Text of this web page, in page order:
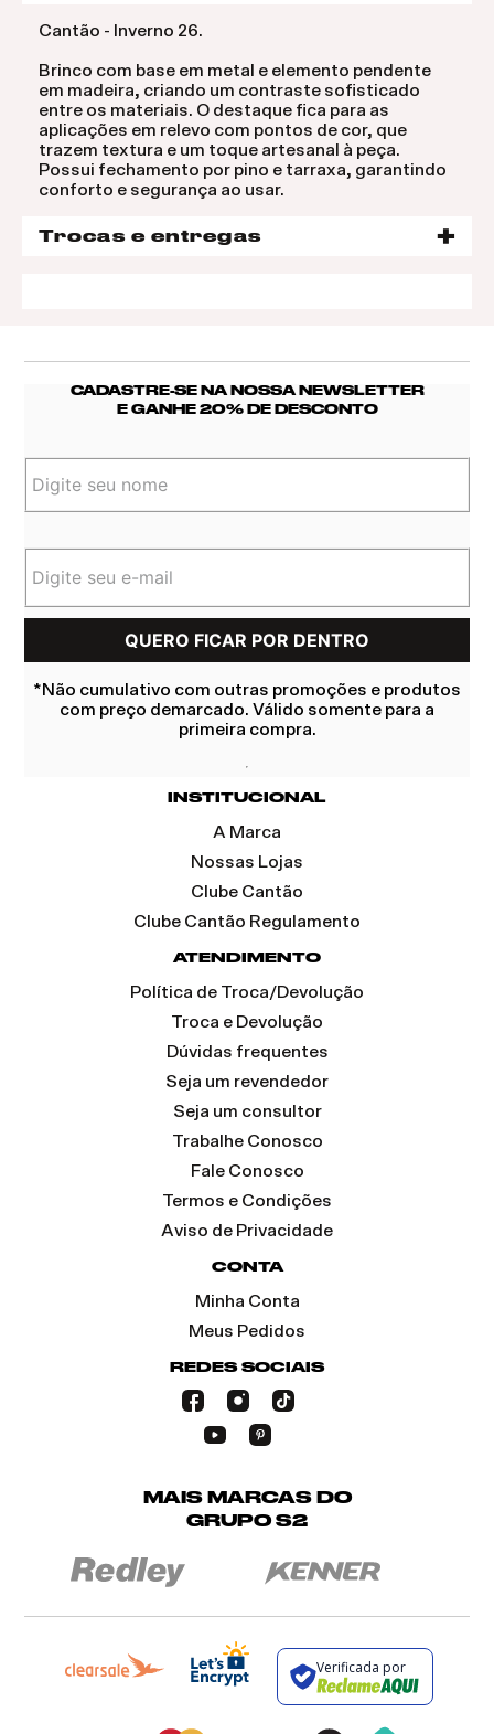
Cantão - Inverno 26.
Brinco com base em metal e elemento pendente
em madeira, criando um contraste sofisticado
entre os materiais. O destaque fica para as
aplicações em relevo com pontos de cor, que
trazem textura e um toque artesanal à peça.
Possui fechamento por pino e tarraxa, garantindo
conforto e segurança ao usar.
Trocas e entregas
CADASTRE-SE NA NOSSA NEWSLETTER
E GANHE 20% DE DESCONTO
*Não cumulativo com outras promoções e produtos
com preço demarcado. Válido somente para a
primeira compra.
INSTITUCIONAL
A Marca
Nossas Lojas
Clube Cantão
Clube Cantão Regulamento
ATENDIMENTO
Política de Troca/Devolução
Troca e Devolução
Dúvidas frequentes
Seja um revendedor
Seja um consultor
Trabalhe Conosco
Fale Conosco
Termos e Condições
Aviso de Privacidade
CONTA
Minha Conta
Meus Pedidos
REDES SOCIAIS
MAIS MARCAS DO
GRUPO S2
Verificada por